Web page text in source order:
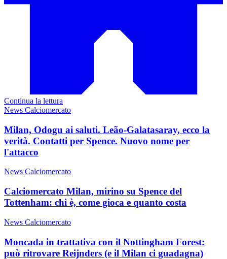
Continua la lettura
News Calciomercato
Milan, Odogu ai saluti. Leão-Galatasaray, ecco la
verità. Contatti per Spence. Nuovo nome per
l'attacco
News Calciomercato
Calciomercato Milan, mirino su Spence del
Tottenham: chi è, come gioca e quanto costa
News Calciomercato
Moncada in trattativa con il Nottingham Forest:
può ritrovare Reijnders (e il Milan ci guadagna)